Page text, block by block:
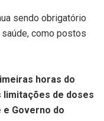
sendo obrigatório
como postos
horas do
limitações de doses
e Governo do